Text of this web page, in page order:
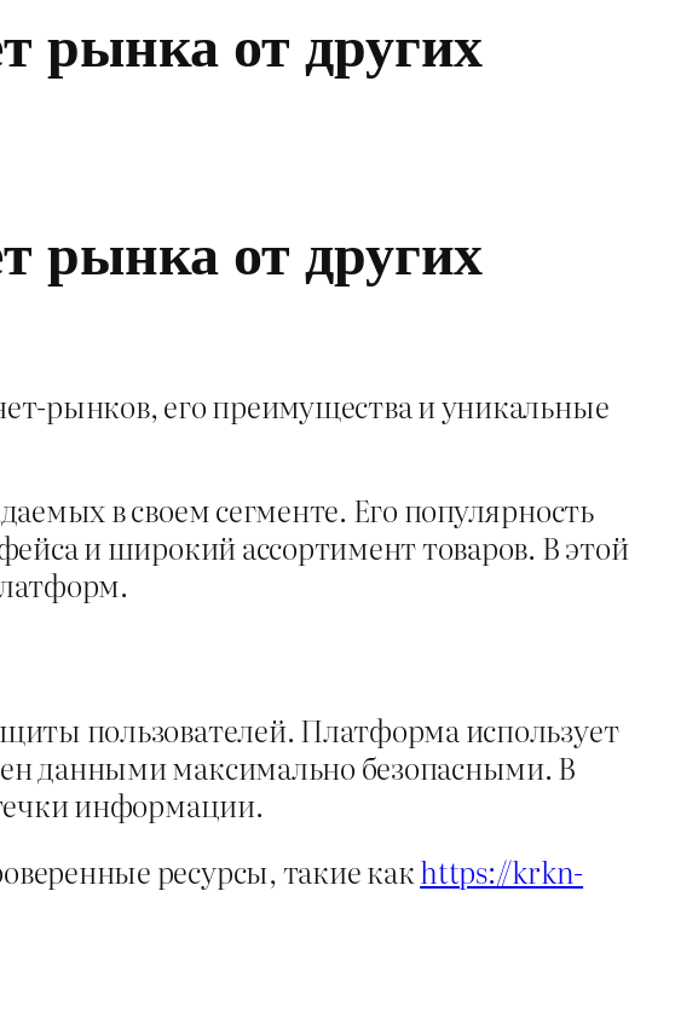
от других
рынка от других
рынков, его преимущества и уникальные
в своем сегменте. Его популярность
и широкий ассортимент товаров. В этой
пользователей. Платформа использует
данными максимально безопасными. В
информации.
ресурсы, такие какhttps://krkn-